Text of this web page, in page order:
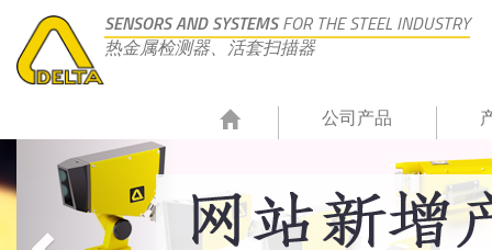
SENSORS AND SYSTEMSFOR THE STEEL INDUSTRY
热金属检测器、活套扫描器
公司产品